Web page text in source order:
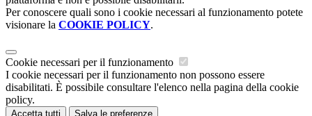
Per conoscere quali sono i cookie necessari al funzionamento potete
visionare la COOKIE POLICY.
Cookie necessari per il funzionamento
I cookie necessari per il funzionamento non possono essere
disabilitati. È possibile consultare l'elenco nella pagina della cookie
policy.
Accetta tutti Salva le preferenze